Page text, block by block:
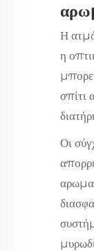
Η
η
σπίτι
Οι